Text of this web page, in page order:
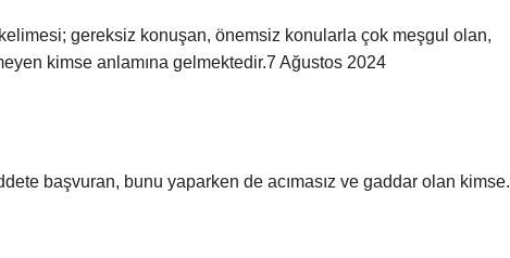
gereksiz konuşan, önemsiz konularla çok meşgul olan,
kimse anlamına gelmektedir.7 Ağustos 2024
başvuran, bunu yaparken de acımasız ve gaddar olan kimse.